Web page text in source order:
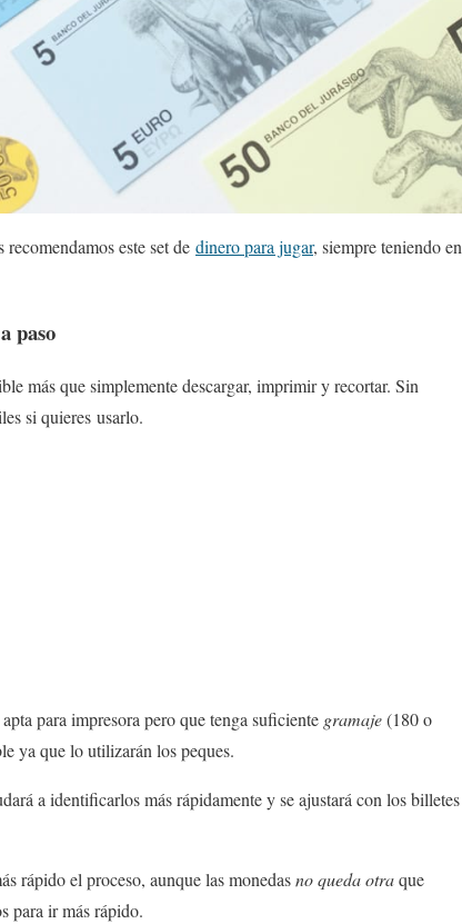
este set de dinero para jugar, siempre teniendo en
paso
más que simplemente descargar, imprimir y recortar. Sin
si quieres usarlo.
para impresora pero que tenga suficiente gramaje(180 o
ya que lo utilizarán los peques.
a identificarlos más rápidamente y se ajustará con los billetes
rápido el proceso, aunque las monedasno queda otraque
para ir más rápido.